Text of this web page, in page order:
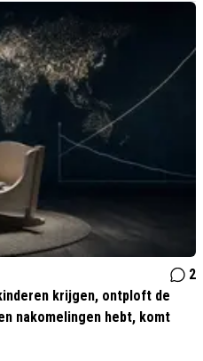
2
krijgen, ontploft de
nakomelingen hebt, komt